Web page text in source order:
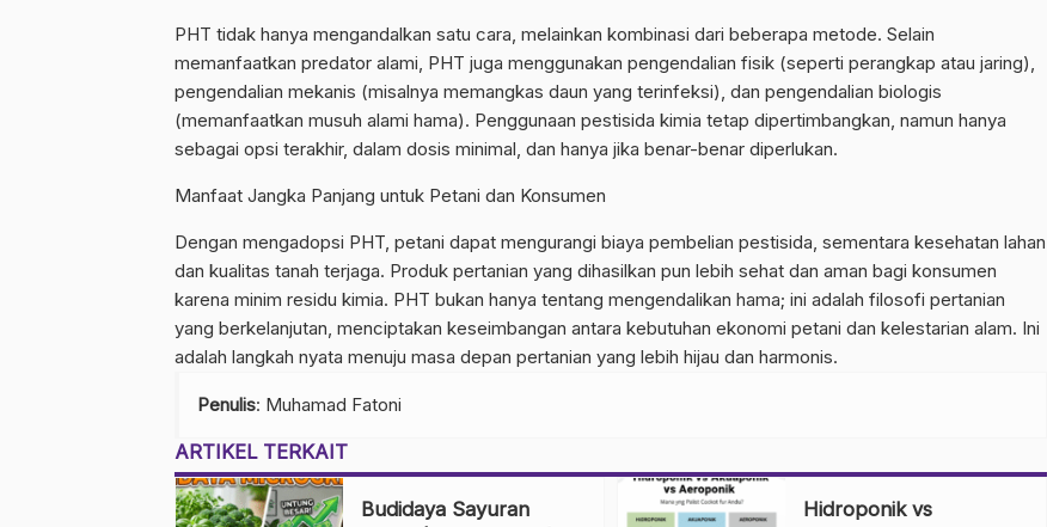
PHT tidak hanya mengandalkan satu cara, melainkan kombinasi dari beberapa metode. Selain
memanfaatkan predator alami, PHT juga menggunakan pengendalian fisik (seperti perangkap atau jaring),
pengendalian mekanis (misalnya memangkas daun yang terinfeksi), dan pengendalian biologis
(memanfaatkan musuh alami hama). Penggunaan pestisida kimia tetap dipertimbangkan, namun hanya
sebagai opsi terakhir, dalam dosis minimal, dan hanya jika benar-benar diperlukan.
Manfaat Jangka Panjang untuk Petani dan Konsumen
Dengan mengadopsi PHT, petani dapat mengurangi biaya pembelian pestisida, sementara kesehatan lahan
dan kualitas tanah terjaga. Produk pertanian yang dihasilkan pun lebih sehat dan aman bagi konsumen
karena minim residu kimia. PHT bukan hanya tentang mengendalikan hama; ini adalah filosofi pertanian
yang berkelanjutan, menciptakan keseimbangan antara kebutuhan ekonomi petani dan kelestarian alam. Ini
adalah langkah nyata menuju masa depan pertanian yang lebih hijau dan harmonis.
Penulis: Muhamad Fatoni
ARTIKEL TERKAIT
Budidaya Sayuran
Hidroponik vs